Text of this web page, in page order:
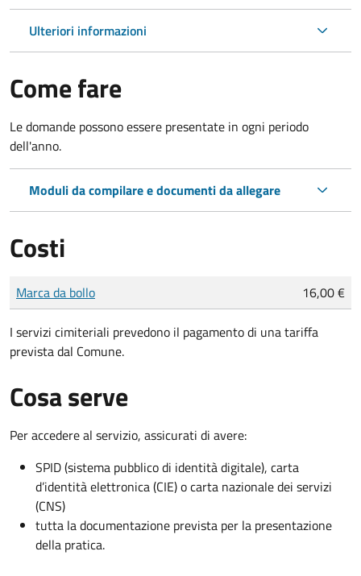
Ulteriori informazioni
Come fare
Le domande possono essere presentate in ogni periodo
dell'anno.
Moduli da compilare e documenti da allegare
Costi
Tipo di pagamento
Importo
Marca da bollo 16,00 €
I servizi cimiteriali prevedono il pagamento di una tariffa
prevista dal Comune.
Cosa serve
Per accedere al servizio, assicurati di avere:
SPID (sistema pubblico di identità digitale), carta
d’identità elettronica (CIE) o carta nazionale dei servizi
(CNS)
tutta la documentazione prevista per la presentazione
della pratica.